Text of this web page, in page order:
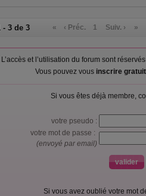
- 3 de 3 « ‹ Préc. 1 Suiv. › »
L’accès et l’utilisation du forum sont
Vous pouvez vous inscrire
Si vous êtes déjà membre,
votre pseudo :
votre mot de passe :
(envoyé par email)
Si vous avez oublié votre mot